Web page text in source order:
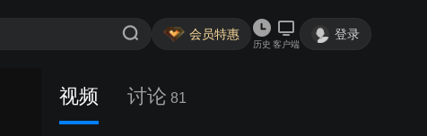
会员特惠
历史 客户端
登录
视频 讨论 81